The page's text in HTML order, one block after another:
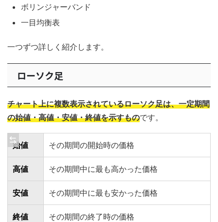
ボリンジャーバンド
一目均衡表
一つずつ詳しく紹介します。
ローソク足
チャート上に複数表示されているローソク足は、一定期間
の始値・高値・安値・終値を示すものです。
始値 その期間の開始時の価格
高値 その期間中に最も高かった価格
安値 その期間中に最も安かった価格
終値 その期間の終了時の価格